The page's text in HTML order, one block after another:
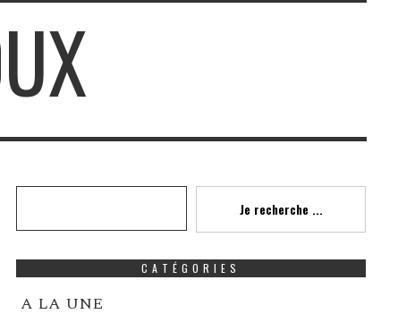
Je recherche ...
CATÉGORIES
A LA UNE